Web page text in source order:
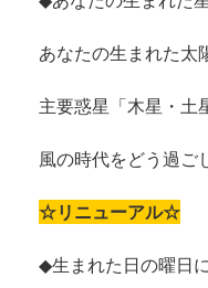
あなたの生まれた太
主要惑星「木星・土
風の時代をどう過
☆リニューアル☆
◆生まれた日の曜日